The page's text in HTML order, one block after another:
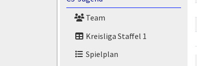
Team
Kreisliga Staffel 1
Spielplan